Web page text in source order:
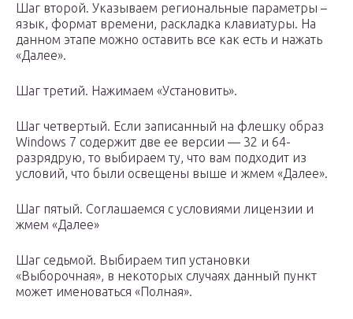
Шаг второй. Указываем региональные параметры –
язык, формат времени, раскладка клавиатуры. На
данном этапе можно оставить все как есть и нажать
«Далее».
Шаг третий. Нажимаем «Установить».
Шаг четвертый. Если записанный на флешку образ
Windows 7 содержит две ее версии — 32 и 64-
разрядрую, то выбираем ту, что вам подходит из
условий, что были освещены выше и жмем «Далее».
Шаг пятый. Соглашаемся с условиями лицензии и
жмем «Далее»
Шаг седьмой. Выбираем тип установки
«Выборочная», в некоторых случаях данный пункт
может именоваться «Полная».